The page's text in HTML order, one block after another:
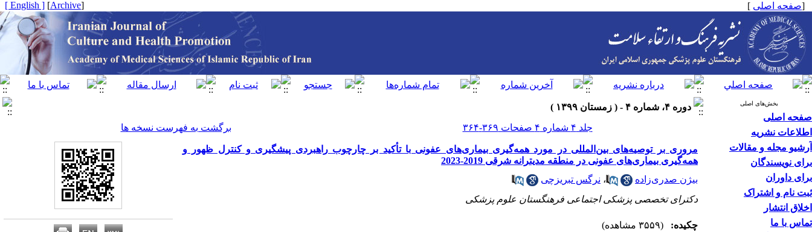
[صفحه اصلی ]
[
Archive
]
[ English ]
بخش‌های اصلی
صفحه اصلی
اطلاعات نشریه
آرشیو مجله و مقالات
برای نویسندگان
برای داوران
ثبت نام و اشتراک
اخلاق انتشار
تماس با ما
دوره ۴، شماره ۴ - ( زمستان ۱۳۹۹ )
جلد ۴ شماره ۴ صفحات ۳۶۹-۳۶۴
برگشت به فهرست نسخه ها
مروری بر توصیه‌های بین‌المللی در مورد همه‌‌گیری بیماری‌های عفونی با تأکید بر چارچوب راهبردی پیشگیری و کنترل ظهور و
همه‌‌گیری بیماری‌های عفونی در منطقه مدیترانه شرقی 2019-2023
بیژن صدری‌زاده
، نرگس تبریزچی
دکترای تخصصی پزشکی اجتماعی فرهنگستان علوم پزشکی
چکیده: (۳۵۵۹ مشاهده)